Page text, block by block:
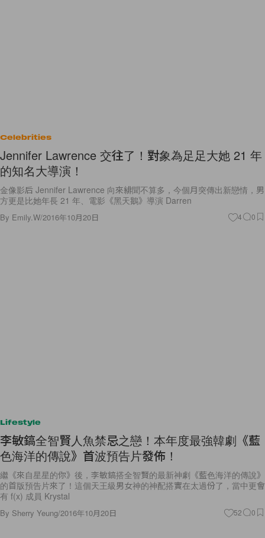
Celebrities
Jennifer Lawrence 交往了！對象為足足大她 21 年
的知名大導演！
金像影后 Jennifer Lawrence 向來緋聞不算多，今個月突傳出新戀情，男
方更是比她年長 21 年、電影《黑天鵝》導演 Darren
By Emily.W/2016年10月20日 4 0
Lifestyle
李敏鎬全智賢人魚禁忌之戀！本年度最強韓劇《藍
色海洋的傳說》首波預告片發佈！
繼《來自星星的你》後，李敏鎬搭全智賢的最新神劇《藍色海洋的傳說》
的首版預告片來了！這個天王級男女神的神配搭實在太過份了，當中更會
有 f(x) 成員 Krystal
By Sherry Yeung/2016年10月20日 52 0